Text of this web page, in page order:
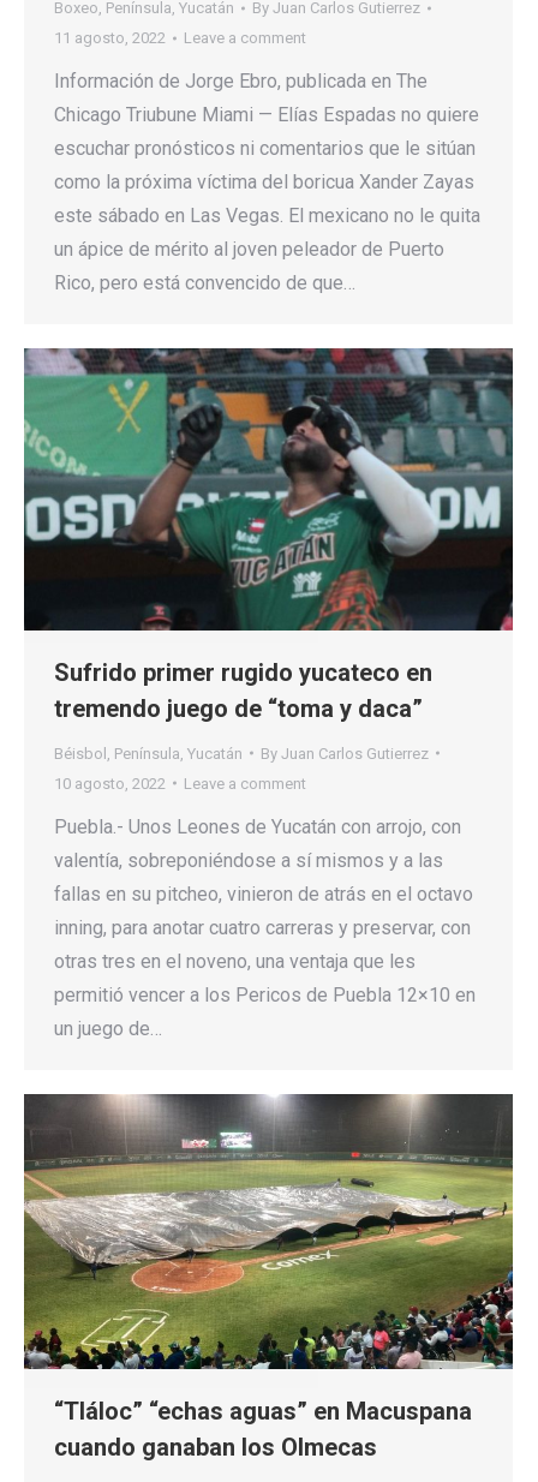
Boxeo, Península, Yucatán By Juan Carlos Gutierrez
11 agosto, 2022
Leave a comment
Información de Jorge Ebro, publicada en The
Chicago Triubune Miami — Elías Espadas no quiere
escuchar pronósticos ni comentarios que le sitúan
como la próxima víctima del boricua Xander Zayas
este sábado en Las Vegas. El mexicano no le quita
un ápice de mérito al joven peleador de Puerto
Rico, pero está convencido de que…
Sufrido primer rugido yucateco en
tremendo juego de “toma y daca”
Béisbol Península Yucatán By Juan Carlos Gutierrez
10 agosto, 2022
Leave a comment
Puebla.- Unos Leones de Yucatán con arrojo, con
valentía, sobreponiéndose a sí mismos y a las
fallas en su pitcheo, vinieron de atrás en el octavo
inning, para anotar cuatro carreras y preservar, con
otras tres en el noveno, una ventaja que les
permitió vencer a los Pericos de Puebla 12×10 en
un juego de…
“Tláloc” “echas aguas” en Macuspana
cuando ganaban los Olmecas